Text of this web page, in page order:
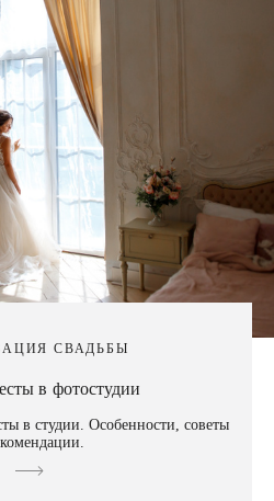
СВАДЬБЫ
в фотостудии
в студии. Особенности, советы